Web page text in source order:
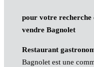
pour votre recherche
vendre Bagnolet
Restaurant
Bagnolet est une